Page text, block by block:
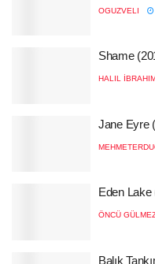
OGUZVELI
Shame
HALIL
Jane Eyre
Eden Lake
ÖNCÜ
Balık